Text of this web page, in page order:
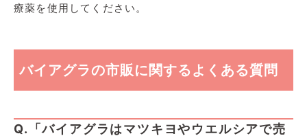
療薬を使用してください。
バイアグラの市販に関するよくある質問
Q.「バイアグラはマツキヨやウエルシアで売